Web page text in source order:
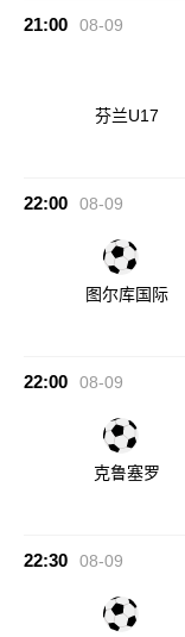
21:00 08-09
芬兰U17
22:00 08-09
图尔库国际
22:00 08-09
克鲁塞罗
22:30 08-09